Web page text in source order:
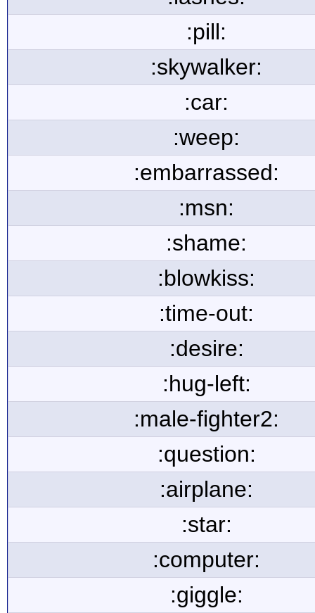
:pill:
:skywalker:
:car:
:weep:
:embarrassed:
:msn:
:shame:
:blowkiss:
:time-out:
:desire:
:hug-left:
:male-fighter2:
:question:
:airplane:
:star:
:computer:
:giggle: